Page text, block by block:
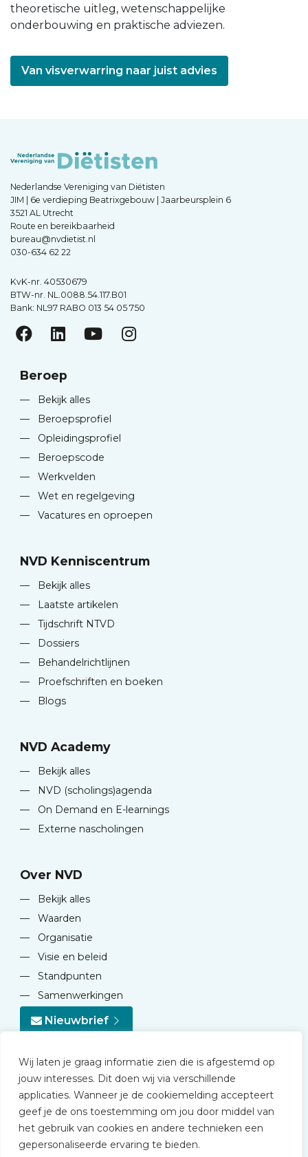
Wij laten je graag informatie zien die is afgestemd op
jouw interesses. Dit doen wij via verschillende
applicaties. Wanneer je de cookiemelding accepteert
geef je de ons toestemming om jou door middel van
het gebruik van cookies en andere technieken een
gepersonaliseerde ervaring te bieden.
theoretische uitleg, wetenschappelijke
onderbouwing en praktische adviezen.
Van visverwarring naar juist advies
Nederlandse Vereniging van Diëtisten
JIM | 6e verdieping Beatrixgebouw | Jaarbeursplein 6
3521 AL Utrecht
Route en bereikbaarheid
bureau@nvdietist.nl
030-634 62 22
KvK-nr. 40530679
BTW-nr. NL.0088.54.117.B01
Bank: NL97 RABO 013 54 05 750
Beroep
—
Bekijk alles
—
Beroepsprofiel
—
Opleidingsprofiel
—
Beroepscode
—
Werkvelden
—
Wet en regelgeving
—
Vacatures en oproepen
NVD Kenniscentrum
—
Bekijk alles
—
Laatste artikelen
—
Tijdschrift NTVD
—
Dossiers
—
Behandelrichtlijnen
—
Proefschriften en boeken
—
Blogs
NVD Academy
—
Bekijk alles
—
NVD (scholings)agenda
—
On Demand en E-learnings
—
Externe nascholingen
Over NVD
—
Bekijk alles
—
Waarden
—
Organisatie
—
Visie en beleid
—
Standpunten
—
Samenwerkingen
Nieuwbrief
© 2026 NVD
Privacy statement
Disclaimer